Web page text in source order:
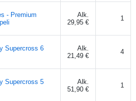
- Premium
Alk.
29,95 €
1
Supercross 6
Alk.
21,49 €
4
Supercross 5
Alk.
51,90 €
1